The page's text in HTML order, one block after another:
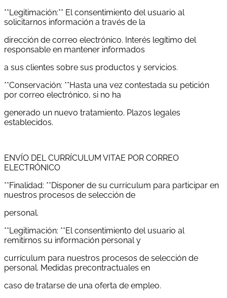
**Legitimación:** El consentimiento del usuario al
solicitarnos información a través de la
dirección de correo electrónico. Interés legítimo del
responsable en mantener informados
a sus clientes sobre sus productos y servicios.
**Conservación: **Hasta una vez contestada su petición
por correo electrónico, si no ha
generado un nuevo tratamiento. Plazos legales
establecidos.
ENVÍO DEL CURRÍCULUM VITAE POR CORREO
ELECTRÓNICO
**Finalidad: **Disponer de su currículum para participar en
nuestros procesos de selección de
personal.
**Legitimación: **El consentimiento del usuario al
remitirnos su información personal y
currículum para nuestros procesos de selección de
personal. Medidas precontractuales en
caso de tratarse de una oferta de empleo.